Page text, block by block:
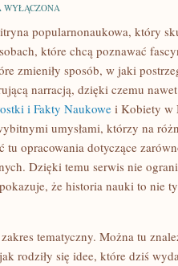
WYŁĄCZONA
popularnonaukowa, który
które chcą poznawać
zmieniły sposób, w jaki
narracją, dzięki czemu
i Fakty Naukowe i Kobiety w
umysłami, którzy na
tu opracowania dotyczące
Dzięki temu serwis nie
że historia nauki to nie
tematyczny. Można tu
rodziły się idee, które dziś